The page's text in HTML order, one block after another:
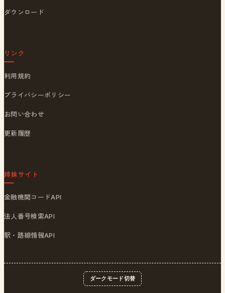
ダウンロード
リンク
利用規約
プライバシーポリシー
お問い合わせ
更新履歴
姉妹サイト
金融機関コードAPI
法人番号検索API
駅・路線情報API
ダークモード切替